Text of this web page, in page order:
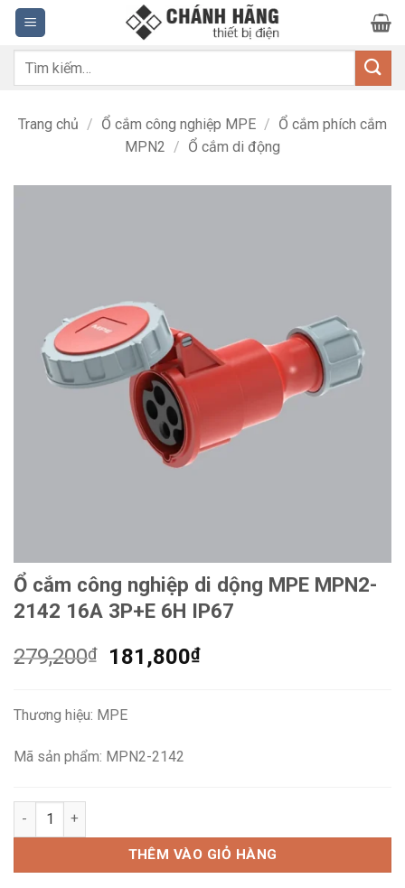
Bỏ
qua
nội
dung
Tìm
Trang chủ / Ổ cắm công nghiệp MPE / Ổ cắm phích cắm
MPN2 / Ổ cắm di động
Ổ cắm công nghiệp di dộng MPE MPN2-
2142 16A 3P+E 6H IP67
279,200₫
Giá
279,200₫.
181,800₫Giá
Thương hiệu: MPE
Mã sản phẩm: MPN2-2142
Ổ cắm công nghiệp di dộng MPE MPN2-2142 16A 3P+E 6H
THÊM VÀO GIỎ HÀNG